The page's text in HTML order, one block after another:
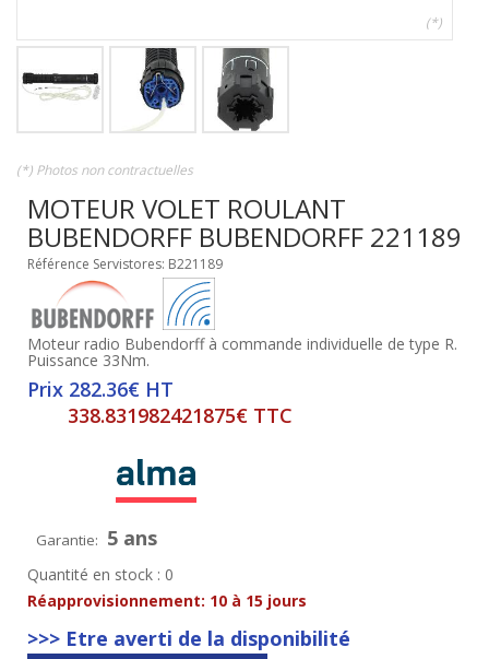
(*)
(*) Photos non contractuelles
MOTEUR VOLET ROULANT
BUBENDORFF BUBENDORFF 221189
Référence Servistores: B221189
Moteur radio Bubendorff à commande individuelle de type R.
Puissance 33Nm.
Prix 282.36€ HT
338.831982421875€ TTC
Garantie: 5 ans
Quantité en stock : 0
Réapprovisionnement: 10 à 15 jours
>>> Etre averti de la disponibilité